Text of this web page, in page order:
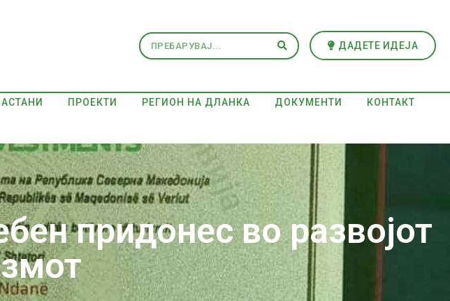
ДАДЕТЕ ИДЕЈА
ПРОЕКТИ РЕГИОН НА ДЛАНКА ДОКУМЕНТИ КОНТАКТ
придонес во развојот